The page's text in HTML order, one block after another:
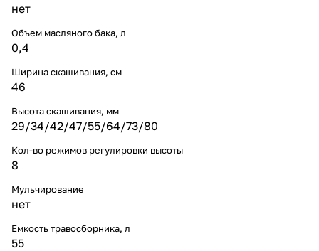
нет
Объем масляного бака, л
0,4
Ширина скашивания, см
46
Высота скашивания, мм
29/34/42/47/55/64/73/80
Кол-во режимов регулировки высоты
8
Мульчирование
нет
Емкость травосборника, л
55